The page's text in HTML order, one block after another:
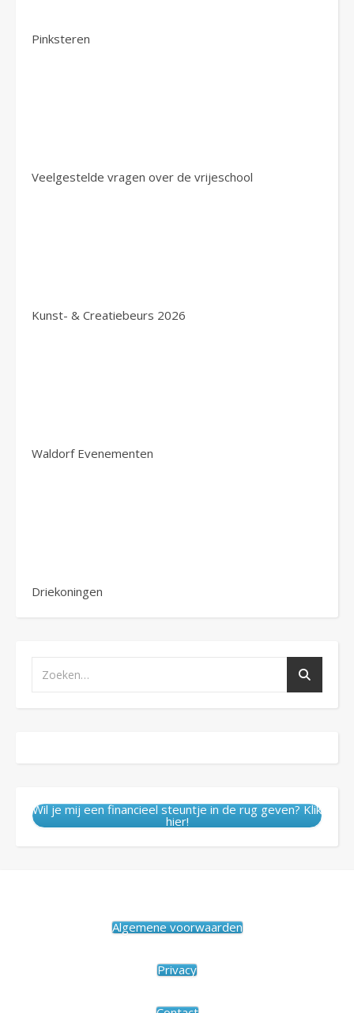
Pinksteren
Veelgestelde vragen over de vrijeschool
Kunst- & Creatiebeurs 2026
Waldorf Evenementen
Driekoningen
Wil je mij een financieel steuntje in de rug geven? Klik
hier!
Algemene voorwaarden
Privacy